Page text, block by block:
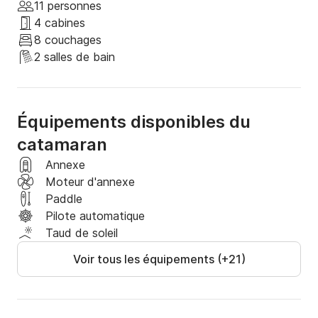
- Itinéraire
- Snacks
- Décoration
**Extras pour Location à la Journée :**
- Transport : à organiser
- Snacks et boissons : Inclus
- Cuisine locale : 30 € par passager
- Carburant : Inclus
- Choix du point d'embarquement
**Extras pour Location à la Nuitée :**
- Pack de divertissement inclus (paddle, snorkel,
annexe)
11 personnes
4 cabines
8 couchages
2 salles de bain
Équipements disponibles du
catamaran
Annexe
Moteur d'annexe
Paddle
Pilote automatique
Taud de soleil
Voir tous les équipements (+21)